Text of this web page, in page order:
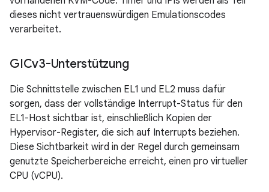
dieses nicht vertrauenswürdigen Emulationscodes
verarbeitet.
GICv3-Unterstützung
Die Schnittstelle zwischen EL1 und EL2 muss dafür
sorgen, dass der vollständige Interrupt-Status für den
EL1-Host sichtbar ist, einschließlich Kopien der
Hypervisor-Register, die sich auf Interrupts beziehen.
Diese Sichtbarkeit wird in der Regel durch gemeinsam
genutzte Speicherbereiche erreicht, einen pro virtueller
CPU (vCPU).